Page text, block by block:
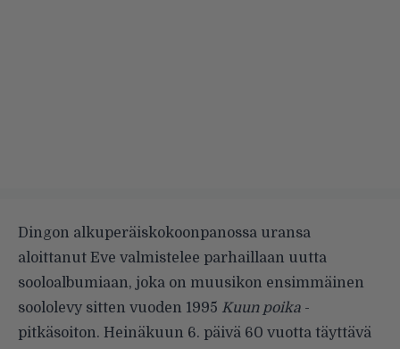
Dingon alkuperäiskokoonpanossa uransa
aloittanut Eve valmistelee parhaillaan uutta
sooloalbumiaan, joka on muusikon ensimmäinen
soololevy sitten vuoden 1995 Kuun poika -
pitkäsoiton. Heinäkuun 6. päivä 60 vuotta täyttävä